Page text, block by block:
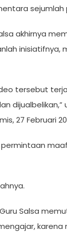
akhirnya
inisiatifnya,
tersebut
27 Februari
permintaan
Salsa